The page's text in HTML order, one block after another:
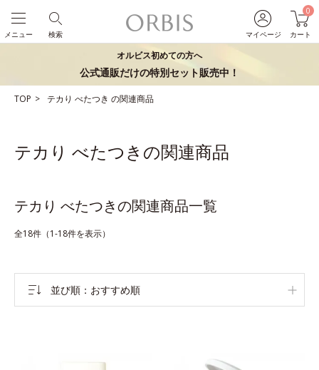
マイページ
0
カート
検索
メニュー
オルビス初めての方へ
公式通販だけの特別セット販売中！
TOP テカり べたつき の関連商品
テカり べたつきの関連商品
テカり べたつきの関連商品一覧
全18件（1-18件を表示）
並び順 おすすめ順